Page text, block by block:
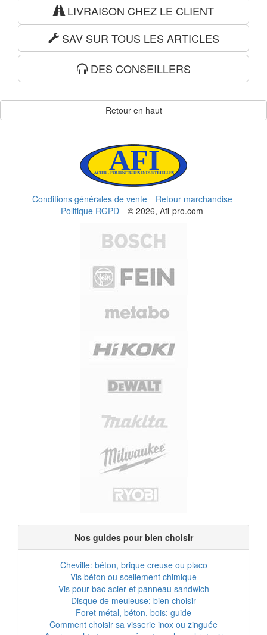
LIVRAISON CHEZ LE CLIENT
SAV SUR TOUS LES ARTICLES
DES CONSEILLERS
Retour en haut
Conditions générales de vente
Retour marchandise
Politique RGPD
© 2026, Afi-pro.com
Nos guides pour bien choisir
Cheville: béton, brique creuse ou placo
Vis béton ou scellement chimique
Vis pour bac acier et panneau sandwich
Disque de meuleuse: bien choisir
Foret métal, béton, bois: guide
Comment choisir sa visserie inox ou zinguée